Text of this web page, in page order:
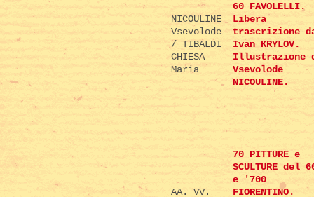
NICOULINE
Vsevolode
/ TIBALDI
CHIESA
Maria
60 FAVOLELLI.
Libera
trascrizione
Ivan KRYLOV.
Illustrazione
Vsevolode
NICOULINE.
AA. VV.
70 PITTURE e
SCULTURE del
e '700
FIORENTINO.